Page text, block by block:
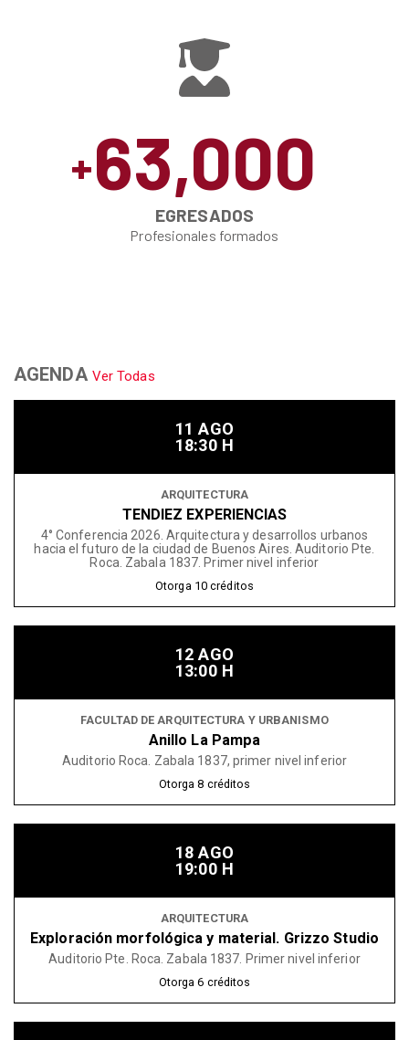
+63,000
EGRESADOS
Profesionales formados
AGENDA Ver Todas
11 AGO
18:30 H
ARQUITECTURA
TENDIEZ EXPERIENCIAS
4° Conferencia 2026. Arquitectura y desarrollos urbanos
hacia el futuro de la ciudad de Buenos Aires. Auditorio Pte.
Roca. Zabala 1837. Primer nivel inferior
Otorga 10 créditos
12 AGO
13:00 H
FACULTAD DE ARQUITECTURA Y URBANISMO
Anillo La Pampa
Auditorio Roca. Zabala 1837, primer nivel inferior
Otorga8 créditos
18 AGO
19:00 H
ARQUITECTURA
Exploración morfológica y material. Grizzo Studio
Auditorio Pte. Roca. Zabala 1837. Primer nivel inferior
Otorga6 créditos